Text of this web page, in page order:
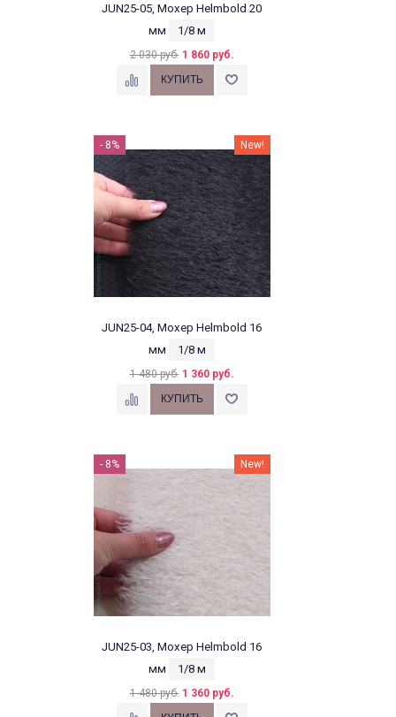
JUN25-05, Мохер Helmbold 20
мм
1/8 м
2 030 руб. 1 860 руб.
- 8% New!
JUN25-04, Мохер Helmbold 16
мм
1/8 м
1 480 руб. 1 360 руб.
- 8% New!
JUN25-03, Мохер Helmbold 16
мм
1/8 м
1 480 руб. 1 360 руб.